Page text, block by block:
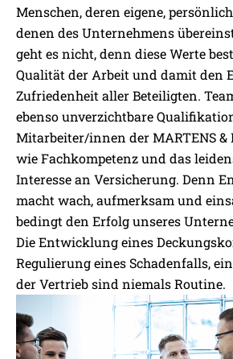
Menschen, deren eigene,
denen des Unternehmens
geht es nicht, denn diese Werte
Qualität der Arbeit und damit den
Zufriedenheit aller Beteiligten.
ebenso unverzichtbare
Mitarbeiter/innen der MARTENS &
wie Fachkompetenz und das
Interesse an Versicherung. Denn
macht wach, aufmerksam und
bedingt den Erfolg unseres
Die Entwicklung eines
Regulierung eines Schadenfalls,
der Vertrieb sind niemals Routine.